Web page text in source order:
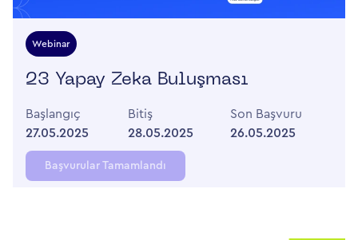
Webinar
23 Yapay Zeka Buluşması
Başlangıç
27.05.2025
Bitiş
28.05.2025
Son Başvuru
26.05.2025
Başvurular Tamamlandı